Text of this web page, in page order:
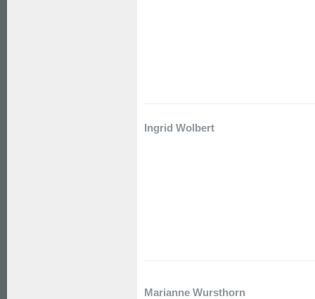
Ingrid Wolbert
Marianne Wursthorn